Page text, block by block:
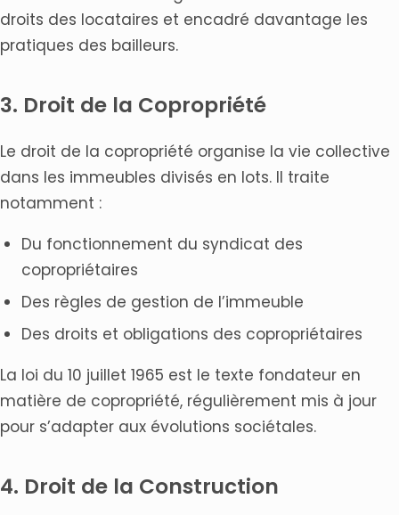
droits des locataires et encadré davantage les
pratiques des bailleurs.
3. Droit de la Copropriété
Le droit de la copropriété organise la vie collective
dans les immeubles divisés en lots. Il traite
notamment :
Du fonctionnement du syndicat des
copropriétaires
Des règles de gestion de l’immeuble
Des droits et obligations des copropriétaires
La loi du 10 juillet 1965 est le texte fondateur en
matière de copropriété, régulièrement mis à jour
pour s’adapter aux évolutions sociétales.
4. Droit de la Construction